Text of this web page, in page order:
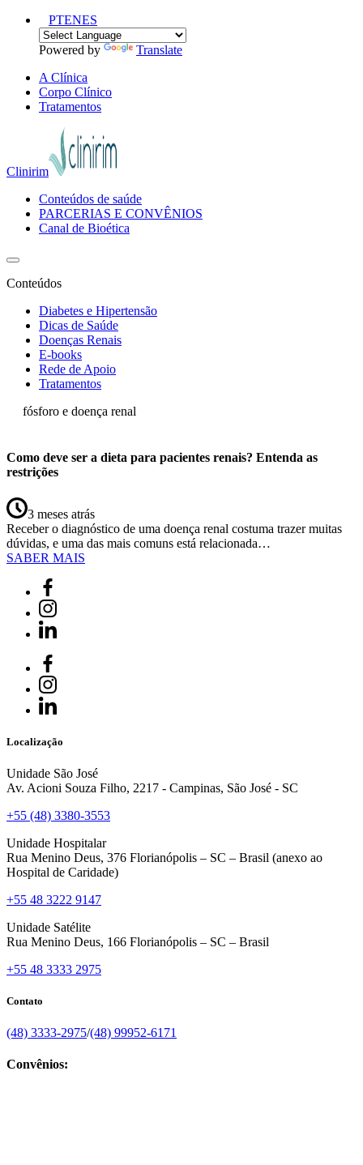
PTENES
Powered by
Translate
A Clínica
Corpo Clínico
Tratamentos
Clinirim
Conteúdos de saúde
PARCERIAS E CONVÊNIOS
Canal de Bioética
Conteúdos
Diabetes e Hipertensão
Dicas de Saúde
Doenças Renais
E-books
Rede de Apoio
Tratamentos
fósforo e doença renal
Como deve ser a dieta para pacientes renais? Entenda as
restrições
3 meses atrás
Receber o diagnóstico de uma doença renal costuma trazer muitas
dúvidas, e uma das mais comuns está relacionada…
SABER MAIS
Localização
Unidade São José
Av. Acioni Souza Filho, 2217 - Campinas, São José - SC
+55 (48) 3380-3553
Unidade Hospitalar
Rua Menino Deus, 376 Florianópolis – SC – Brasil (anexo ao
Hospital de Caridade)
+55 48 3222 9147
Unidade Satélite
Rua Menino Deus, 166 Florianópolis – SC – Brasil
+55 48 3333 2975
Contato
(48) 3333-2975/(48) 99952-6171
Convênios: